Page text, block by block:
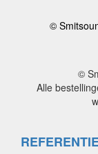
©
©
Alle